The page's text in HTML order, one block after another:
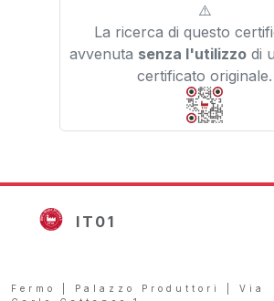
⚠️
La ricerca di questo
avvenuta senza l'utilizzo di
certificato originale.
IT01
Fermo | Palazzo Produttori | Via